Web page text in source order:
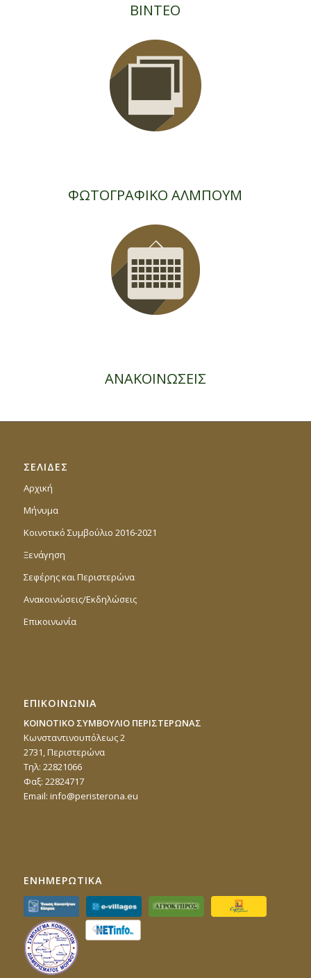
ΒΙΝΤΕΟ
ΦΩΤΟΓΡΑΦΙΚΟ ΑΛΜΠΟΥΜ
ΑΝΑΚΟΙΝΩΣΕΙΣ
ΣΕΛΙΔΕΣ
Αρχική
Μήνυμα
Κοινοτικό Συμβούλιο 2016-2021
Ξενάγηση
Σεφέρης και Περιστερώνα
Ανακοινώσεις/Εκδηλώσεις
Επικοινωνία
ΕΠΙΚΟΙΝΩΝΙΑ
ΚΟΙΝΟΤΙΚΟ ΣΥΜΒΟΥΛΙΟ ΠΕΡΙΣΤΕΡΩΝΑΣ
Κωνσταντινουπόλεως 2
2731, Περιστερώνα
Τηλ: 22821066
Φαξ: 22824717
Email: info@peristerona.eu
ΕΝΗΜΕΡΩΤΙΚΑ